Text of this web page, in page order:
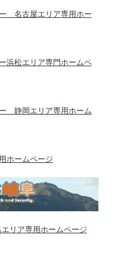
名古屋エリア専用ホー
浜松エリア専門ホームペ
静岡エリア専用ホーム
ホームページ
リア専用ホームページ